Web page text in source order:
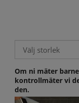
Om ni mäter
kontrollmäter vi
den.